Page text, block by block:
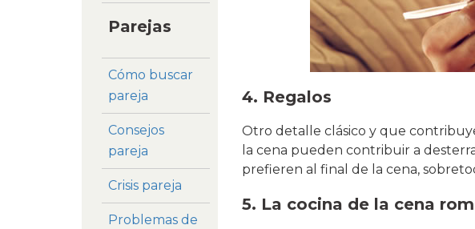
4. Regalos
Otro detalle clásico y que
la cena pueden contribuir a
prefieren al final de la cena,
5. La cocina de la cena
Parejas
Cómo buscar
pareja
Consejos
pareja
Crisis pareja
Problemas de